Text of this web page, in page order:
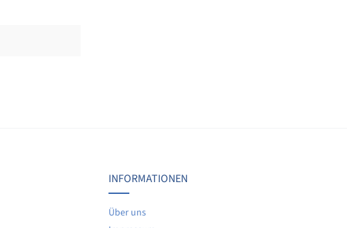
gefunden. Teilen Sie Ihre Erfahrungen mit anderen.
INFORMATIONEN
Über uns